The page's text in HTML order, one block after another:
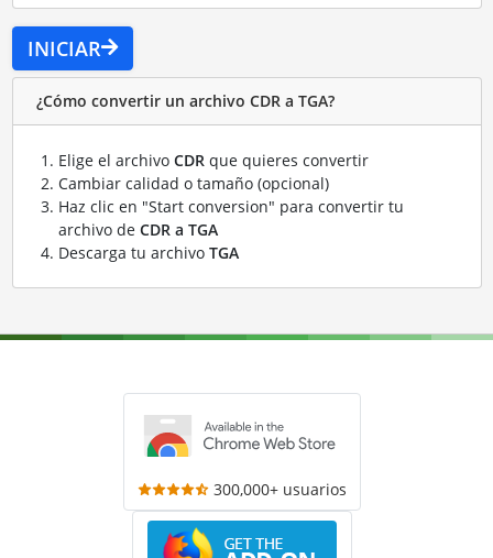
INICIAR
¿Cómo convertir un archivo CDR a TGA?
Elige el archivo CDRque quieres convertir
Cambiar calidad o tamaño (opcional)
Haz clic en "Start conversion" para convertir tu
archivo de CDR a TGA
Descarga tu archivo TGA
300,000+ usuarios